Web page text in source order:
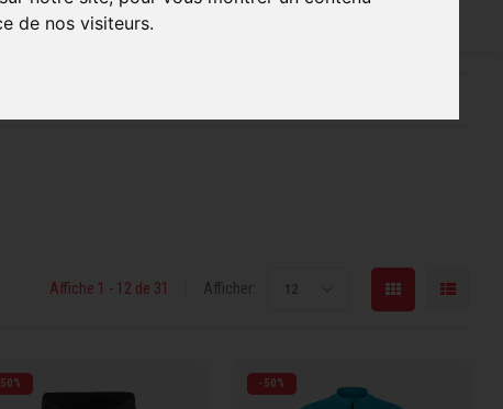
de nos visiteurs.
Affiche 1 - 12 de 31 Afficher: 12
-50%